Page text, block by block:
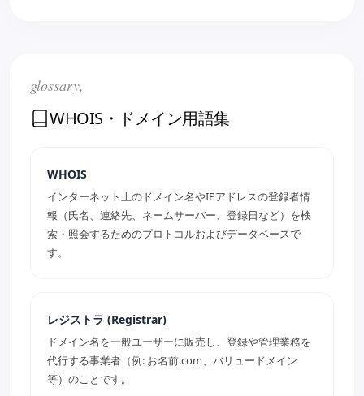
glossary,
WHOIS・ドメイン用語集
WHOIS
インターネット上のドメイン名やIPアドレスの登録者情
報（氏名、連絡先、ネームサーバー、登録日など）を検
索・照会するためのプロトコルおよびデータベースで
す。
レジストラ (Registrar)
ドメイン名を一般ユーザーに販売し、登録や管理業務を
代行する事業者（例: お名前.com、バリュードメイン
等）のことです。